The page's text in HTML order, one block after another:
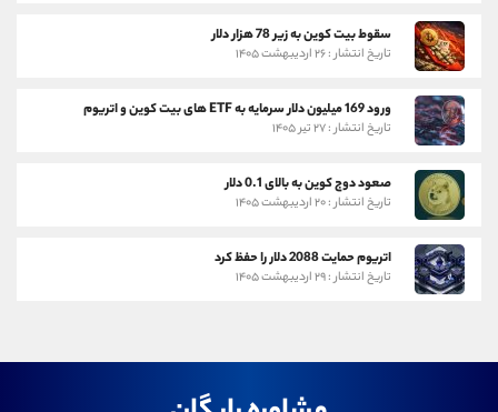
سقوط بیت کوین به زیر 78 هزار دلار
تاریخ انتشار : ۲۶ اردیبهشت ۱۴۰۵
ورود 169 میلیون دلار سرمایه به ETF های بیت کوین و اتریوم
تاریخ انتشار : ۲۷ تیر ۱۴۰۵
صعود دوج کوین به بالای 0.1 دلار
تاریخ انتشار : ۲۰ اردیبهشت ۱۴۰۵
اتریوم حمایت 2088 دلار را حفظ کرد
تاریخ انتشار : ۲۹ اردیبهشت ۱۴۰۵